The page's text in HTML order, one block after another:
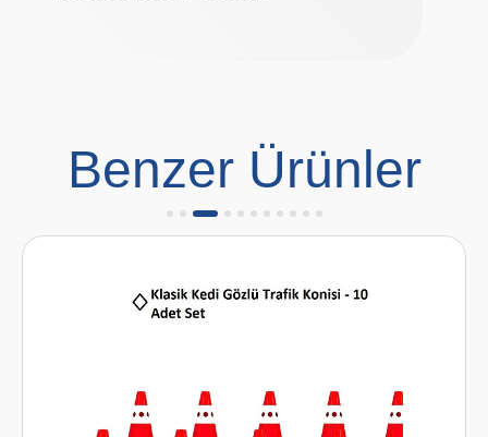
Benzer Ürünler